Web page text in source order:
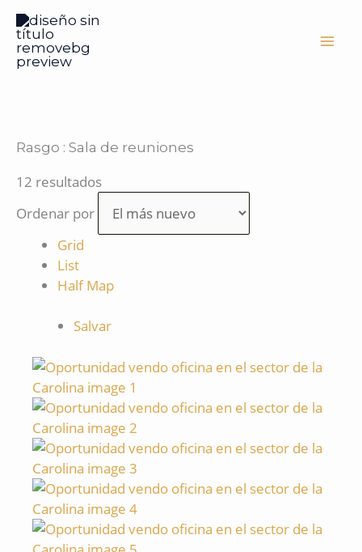
contenido
Rasgo : Sala de reuniones
12 resultados
Ordenar por
Grid
List
Half Map
Salvar